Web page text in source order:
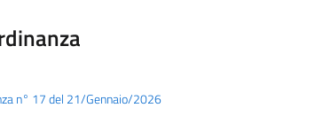
n° 17 del 21/Gennaio/2026